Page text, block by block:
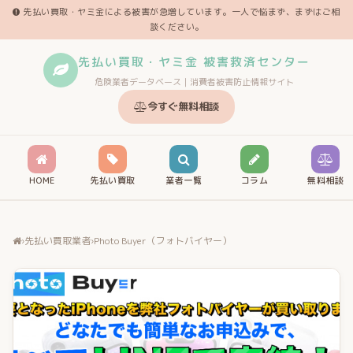
先払い買取・ヤミ金による被害が急増しています。一人で悩まず、まずはご相
談ください。
先払い買取・ヤミ金 被害救済センター
危険業者データベース｜消費者被害防止情報サイト
今すぐ無料相談
HOME 先払い買取 業者一覧 コラム 無料相談
›先払い買取業者›Photo Buyer（フォトバイヤー）